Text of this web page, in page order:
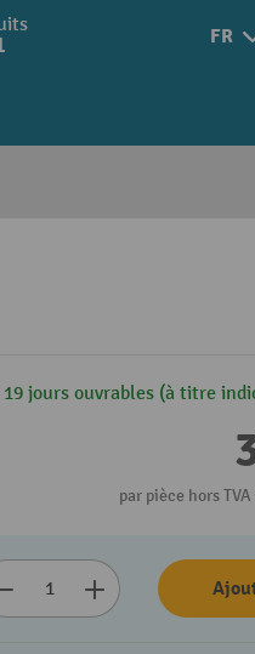
FR
19 jours ouvrables (à titre
par pièce hors